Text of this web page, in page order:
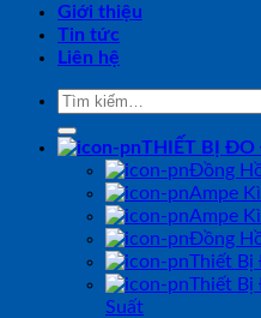
Giới thiệu
Tin tức
Liên hệ
Tìm
THIẾT BỊ
Đồng
Ampe
Ampe
Đồng
Thiết Bị
Thiết Bị
Suất